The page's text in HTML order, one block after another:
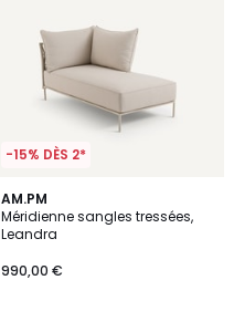
-15% DÈS 2*
AM.PM
Méridienne sangles tressées,
Leandra
990,00 €
5
/
5